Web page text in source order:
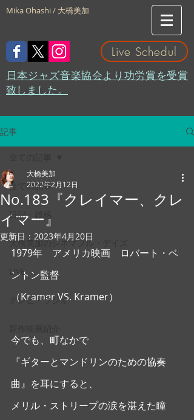
Mika Ohashi / 大橋美加
Live Schedul
​日本ジャズ音楽協会より功労賞を受賞
致しました。
記事
全ての記事
日記・雑感
大橋美加のシネマフル・デイズ
LIVE
テレビ・ラジオ
No.183『クレイマー、クレ
イマー』
大橋美加
2022年2月12日
更新日： 2023年4月20日
1979年　アメリカ映画　ロバート・ベ
ントン監督
（Kramer VS. Kramer）
今でも、町なかで
『ギターとマンドリンのための協奏
曲』を耳にすると、
メリル・ストリープの涙を湛えた瞳